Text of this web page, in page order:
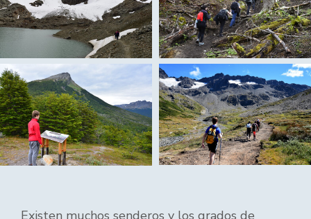
Existen muchos senderos y los grados de